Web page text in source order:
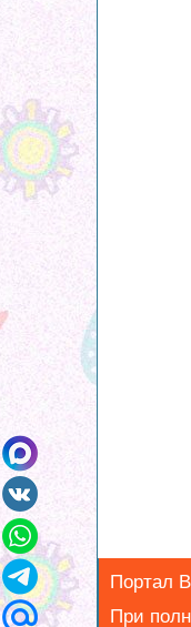
Портал
При